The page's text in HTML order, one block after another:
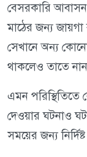
বেসরকারি
মাঠের জন্য
সেখানে অন্য
থাকলেও তাতে
এমন পরিস্থিতিতে
দেওয়ার ঘটনাও
সময়ের জন্য